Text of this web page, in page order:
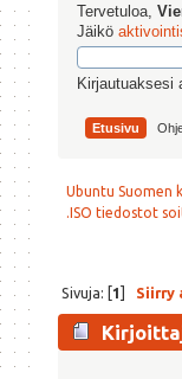
Tervetuloa,
Jäikö
Kirjautuaksesi
Etusivu
Ubuntu Suomen
.ISO tiedostot
Sivuja: [1] Siirry